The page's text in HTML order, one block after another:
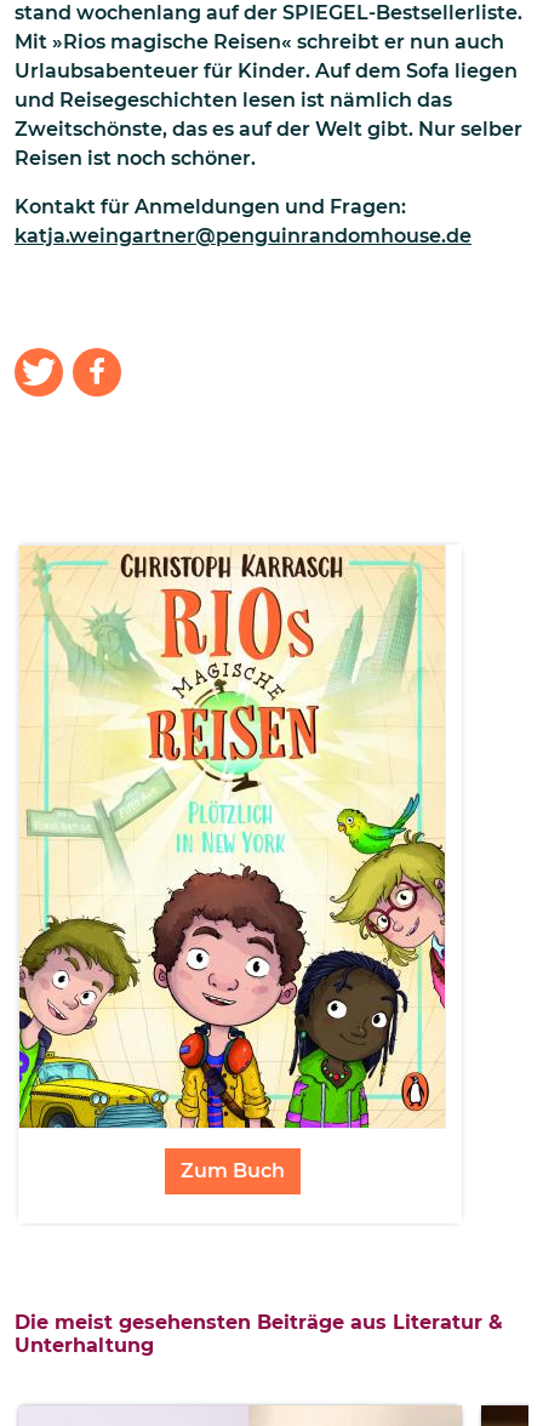
stand wochenlang auf der SPIEGEL-Bestsellerliste.
Mit »Rios magische Reisen« schreibt er nun auch
Urlaubsabenteuer für Kinder. Auf dem Sofa liegen
und Reisegeschichten lesen ist nämlich das
Zweitschönste, das es auf der Welt gibt. Nur selber
Reisen ist noch schöner.
Kontakt für Anmeldungen und Fragen:
katja.weingartner@penguinrandomhouse.de
Zum Buch
Die meist gesehensten Beiträge aus Literatur &
Unterhaltung